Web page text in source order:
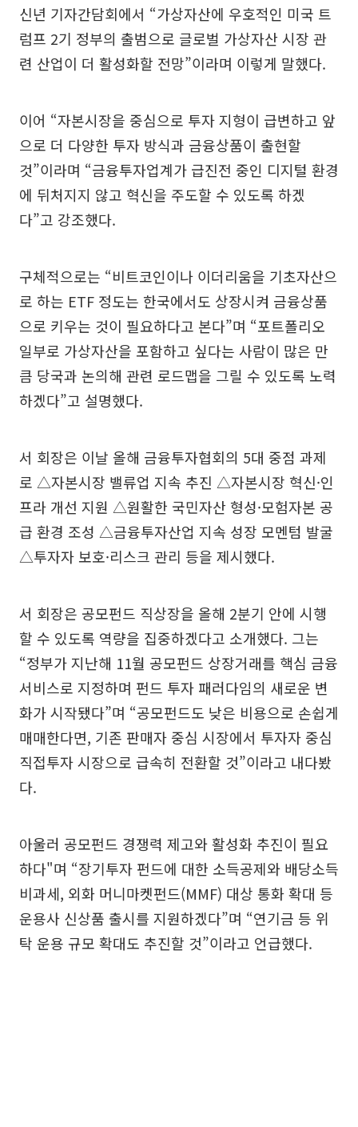
신년 기자간담회에서 “가상자산에 우호적인 미국 트
럼프 2기 정부의 출범으로 글로벌 가상자산 시장 관
련 산업이 더 활성화할 전망”이라며 이렇게 말했다.
이어 “자본시장을 중심으로 투자 지형이 급변하고 앞
으로 더 다양한 투자 방식과 금융상품이 출현할
것”이라며 “금융투자업계가 급진전 중인 디지털 환경
에 뒤처지지 않고 혁신을 주도할 수 있도록 하겠
다”고 강조했다.
구체적으로는 “비트코인이나 이더리움을 기초자산으
로 하는 ETF 정도는 한국에서도 상장시켜 금융상품
으로 키우는 것이 필요하다고 본다”며 “포트폴리오
일부로 가상자산을 포함하고 싶다는 사람이 많은 만
큼 당국과 논의해 관련 로드맵을 그릴 수 있도록 노력
하겠다”고 설명했다.
서 회장은 이날 올해 금융투자협회의 5대 중점 과제
로 △자본시장 밸류업 지속 추진 △자본시장 혁신·인
프라 개선 지원 △원활한 국민자산 형성·모험자본 공
급 환경 조성 △금융투자산업 지속 성장 모멘텀 발굴
△투자자 보호·리스크 관리 등을 제시했다.
서 회장은 공모펀드 직상장을 올해 2분기 안에 시행
할 수 있도록 역량을 집중하겠다고 소개했다. 그는
“정부가 지난해 11월 공모펀드 상장거래를 핵심 금융
서비스로 지정하며 펀드 투자 패러다임의 새로운 변
화가 시작됐다”며 “공모펀드도 낮은 비용으로 손쉽게
매매한다면, 기존 판매자 중심 시장에서 투자자 중심
직접투자 시장으로 급속히 전환할 것”이라고 내다봤
다.
아울러 공모펀드 경쟁력 제고와 활성화 추진이 필요
하다"며 “장기투자 펀드에 대한 소득공제와 배당소득
비과세, 외화 머니마켓펀드(MMF) 대상 통화 확대 등
운용사 신상품 출시를 지원하겠다”며 “연기금 등 위
탁 운용 규모 확대도 추진할 것”이라고 언급했다.